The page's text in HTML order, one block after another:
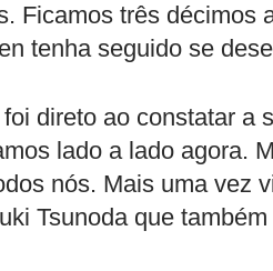
Ficamos três décimos
tenha seguido se
direto ao constatar a
lado a lado agora.
nós. Mais uma vez
Tsunoda que